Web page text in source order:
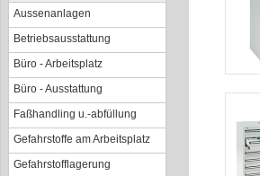
Aussenanlagen
Betriebsausstattung
Büro - Arbeitsplatz
Büro - Ausstattung
Faßhandling u.-abfüllung
Gefahrstoffe am Arbeitsplatz
Gefahrstofflagerung